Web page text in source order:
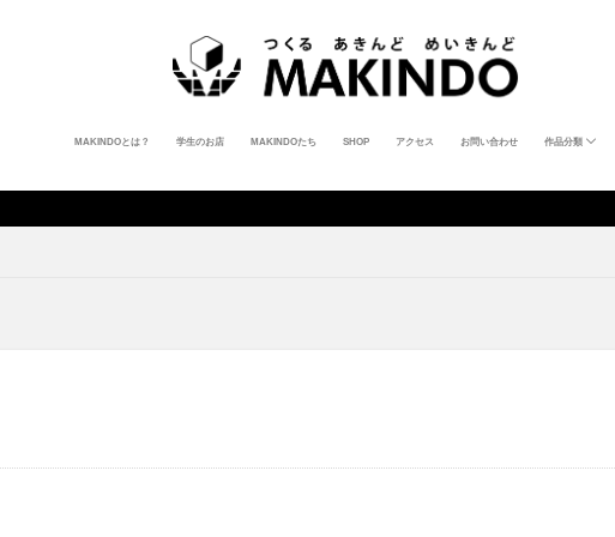
MAKINDOとは？ 学生のお店 MAKINDOたち SHOP アクセス お問い合わせ 作品分類